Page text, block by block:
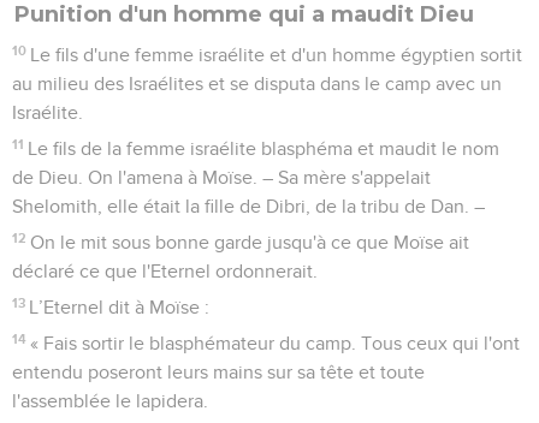
Punition d'un homme qui a maudit Dieu
10 Le fils d'une femme israélite et d'un homme égyptien sortit
au milieu des Israélites et se disputa dans le camp avec un
Israélite.
11 Le fils de la femme israélite blasphéma et maudit le nom
de Dieu. On l'amena à Moïse. – Sa mère s'appelait
Shelomith, elle était la fille de Dibri, de la tribu de Dan. –
12 On le mit sous bonne garde jusqu'à ce que Moïse ait
déclaré ce que l'Eternel ordonnerait.
13 L’Eternel dit à Moïse :
14 « Fais sortir le blasphémateur du camp. Tous ceux qui l'ont
entendu poseront leurs mains sur sa tête et toute
l'assemblée le lapidera.